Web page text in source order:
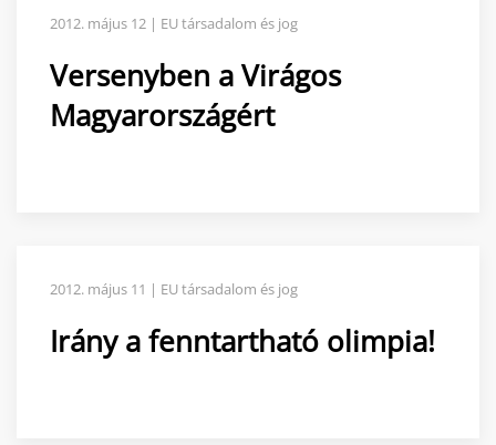
2012. május 12 | EU társadalom és jog
Versenyben a Virágos
Magyarországért
2012. május 11 | EU társadalom és jog
Irány a fenntartható olimpia!